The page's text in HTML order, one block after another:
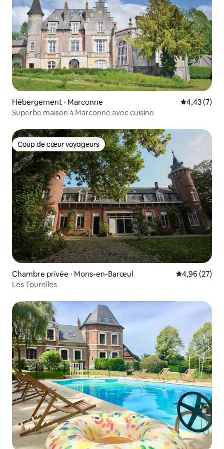
Hébergement ⋅ Marconne Évaluation
4,43 (7)
Superbe maison à Marconne avec cuisine
Coup de cœur voyageurs
Coup de cœur voyageurs
Chambre privée ⋅ Mons-en-Barœul Évaluation
4,96 (27)
Les Tourelles